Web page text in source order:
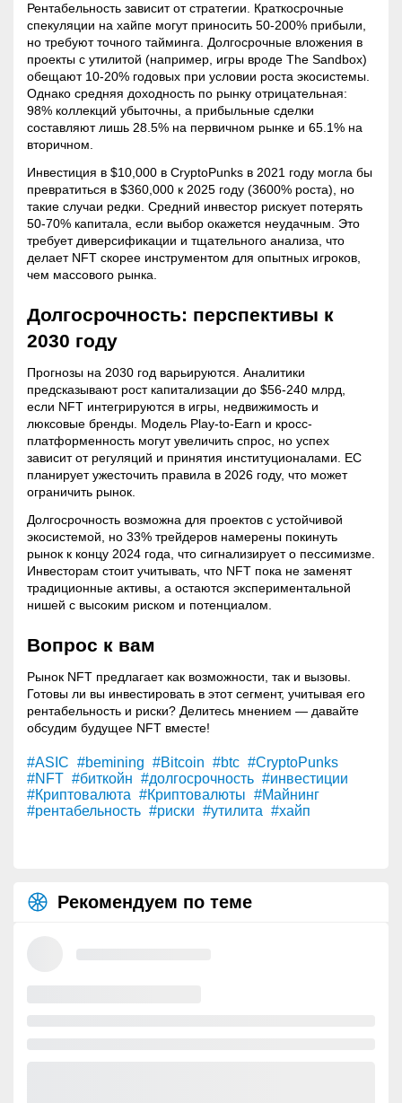
Рентабельность зависит от стратегии. Краткосрочные
спекуляции на хайпе могут приносить 50-200% прибыли,
но требуют точного тайминга. Долгосрочные вложения в
проекты с утилитой (например, игры вроде The Sandbox)
обещают 10-20% годовых при условии роста экосистемы.
Однако средняя доходность по рынку отрицательная:
98% коллекций убыточны, а прибыльные сделки
составляют лишь 28.5% на первичном рынке и 65.1% на
вторичном.
Инвестиция в $10,000 в CryptoPunks в 2021 году могла бы
превратиться в $360,000 к 2025 году (3600% роста), но
такие случаи редки. Средний инвестор рискует потерять
50-70% капитала, если выбор окажется неудачным. Это
требует диверсификации и тщательного анализа, что
делает NFT скорее инструментом для опытных игроков,
чем массового рынка.
Долгосрочность: перспективы к
2030 году
Прогнозы на 2030 год варьируются. Аналитики
предсказывают рост капитализации до $56-240 млрд,
если NFT интегрируются в игры, недвижимость и
люксовые бренды. Модель Play-to-Earn и кросс-
платформенность могут увеличить спрос, но успех
зависит от регуляций и принятия институционалами. ЕС
планирует ужесточить правила в 2026 году, что может
ограничить рынок.
Долгосрочность возможна для проектов с устойчивой
экосистемой, но 33% трейдеров намерены покинуть
рынок к концу 2024 года, что сигнализирует о пессимизме.
Инвесторам стоит учитывать, что NFT пока не заменят
традиционные активы, а остаются экспериментальной
нишей с высоким риском и потенциалом.
Вопрос к вам
Рынок NFT предлагает как возможности, так и вызовы.
Готовы ли вы инвестировать в этот сегмент, учитывая его
рентабельность и риски? Делитесь мнением — давайте
обсудим будущее NFT вместе!
#ASIC #bemining #Bitcoin #btc #CryptoPunks
#NFT #биткойн #долгосрочность #инвестиции
#Криптовалюта #Криптовалюты #Майнинг
#рентабельность #риски #утилита #хайп
Рекомендуем по теме